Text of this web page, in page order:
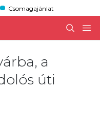
Csomagajánlat
a
úti